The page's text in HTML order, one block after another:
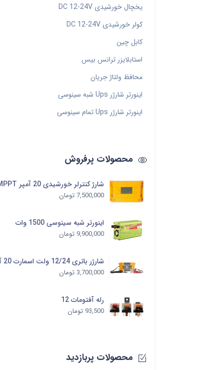
یخچال خورشیدی DC 12-24V
کولر خورشیدی DC 12-24V
کابل چین
استابلایزر ترانس بیس
محافظ ولتاژ جریان
اینورتر شارژر Ups شبه سینوسی
اینورتر شارژر Ups تمام سینوسی
محصولات پرفروش
شارژ کنترلر خورشیدی 20 آمپر MPPT
7,500,000تومان
اینورتر شبه سینوسی 1500 وات
9,900,000 تومان
شارژر باتری 12/24 ولت اسمارت 20 آمپر
3,700,000 تومان
رله آفتومات 12
93,500 تومان
محصولات پربازدید